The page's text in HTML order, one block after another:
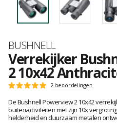
Merk
BUSHNELL
Verrekijker
2 10x42
Het
van
klanten
Score
:
5
op
2 beoordelingen
De Bushnell Powerview 2 10x42
buitenactiviteiten met zijn 10x
helderheid en duurzaam metalen